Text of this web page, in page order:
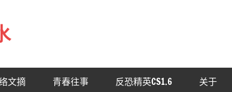
文摘 青春往事 反恐精英CS1.6 关于